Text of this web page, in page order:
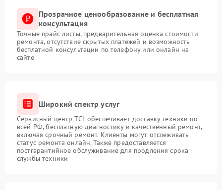
Прозрачное ценообразование и бесплатная
консультация
Точные прайс-листы, предварительная оценка стоимости
ремонта, отсутствие скрытых платежей и возможность
бесплатной консультации по телефону или онлайн на
сайте
Широкий спектр услуг
Сервисный центр TCL обеспечивает доставку техники по
всей РФ, бесплатную диагностику и качественный ремонт,
включая срочный ремонт. Клиенты могут отслеживать
статус ремонта онлайн. Также предоставляется
постгарантийное обслуживание для продления срока
службы техники